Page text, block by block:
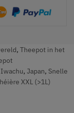
, Theepot in het
Iwachu, Japan, Snelle
XXL (>1L)